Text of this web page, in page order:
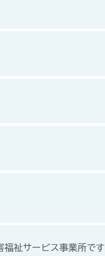
福祉サービス事業所です